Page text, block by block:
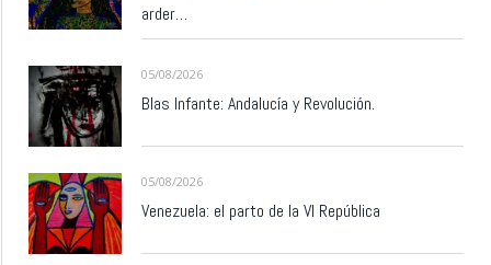
arder…
05/08/2026
Blas Infante: Andalucía y Revolución.
05/08/2026
Venezuela: el parto de la VI República